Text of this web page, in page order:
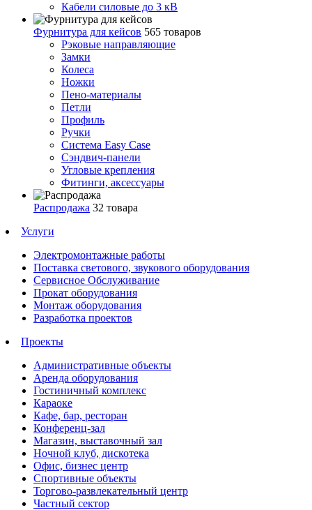
Кабели силовые до 3 кВ
Фурнитура для кейсов 565 товаров
Рэковые направляющие
Замки
Колеса
Ножки
Пено-материалы
Петли
Профиль
Ручки
Система Easy Case
Сэндвич-панели
Угловые крепления
Фитинги, аксессуары
Распродажа 32 товара
Услуги
Электромонтажные работы
Поставка светового, звукового оборудования
Сервисное Обслуживание
Прокат оборудования
Монтаж оборудования
Разработка проектов
Проекты
Административные объекты
Аренда оборудования
Гостиничный комплекс
Караоке
Кафе, бар, ресторан
Конференц-зал
Магазин, выставочный зал
Ночной клуб, дискотека
Офис, бизнес центр
Спортивные объекты
Торгово-развлекательный центр
Частный сектор